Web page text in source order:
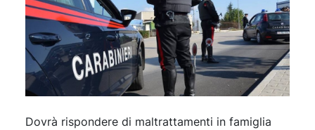
Dovrà rispondere di maltrattamenti in famiglia